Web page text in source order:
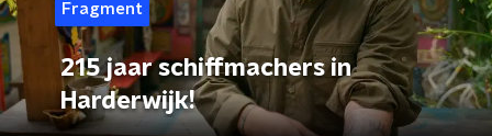
Fragment
215 jaar schiffmachers in
Harderwijk!